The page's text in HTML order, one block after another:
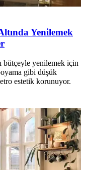
Yenilemek
bütçeyle yenilemek için
gibi düşük
estetik korunuyor.